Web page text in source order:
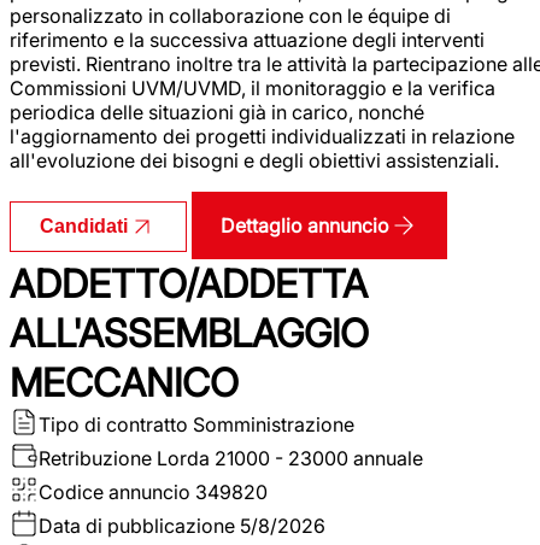
personalizzato in collaborazione con le équipe di
riferimento e la successiva attuazione degli interventi
previsti. Rientrano inoltre tra le attività la partecipazione
Commissioni UVM/UVMD, il monitoraggio e la verifica
periodica delle situazioni già in carico, nonché
l'aggiornamento dei progetti individualizzati in relazione
all'evoluzione dei bisogni e degli obiettivi assistenziali.
Candidati Dettaglio annuncio
ADDETTO/ADDETTA
ALL'ASSEMBLAGGIO
MECCANICO
Tipo di contratto Somministrazione
Retribuzione Lorda 21000 - 23000 annuale
Codice annuncio 349820
Data di pubblicazione 5/8/2026